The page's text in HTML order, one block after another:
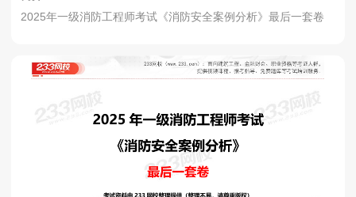
2025年一级消防工程师考试《消防安全案例分析》最后一套卷